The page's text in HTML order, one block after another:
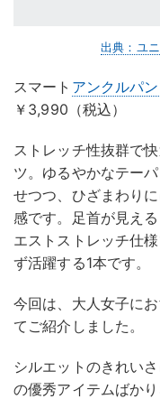
出典：ユ
スマート アンクルパ
￥3,990（税込）
ストレッチ性抜群で
ツ。ゆるやかなテー
せつつ、ひざまわり
感です。足首が見え
エストストレッチ仕
ず活躍する1本です。
今回は、大人女子に
てご紹介しました。
シルエットのきれい
の優秀アイテムばか